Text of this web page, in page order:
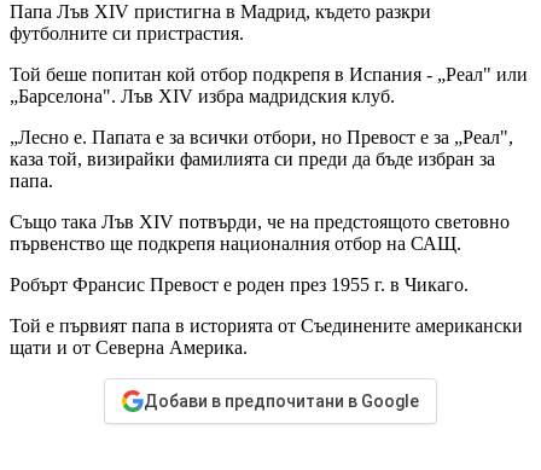
Папа Лъв XIV пристигна в Мадрид, където разкри
футболните си пристрастия.
Той беше попитан кой отбор подкрепя в Испания - „Реал" или
„Барселона". Лъв XIV избра мадридския клуб.
„Лесно е. Папата е за всички отбори, но Превост е за „Реал",
каза той, визирайки фамилията си преди да бъде избран за
папа.
Също така Лъв XIV потвърди, че на предстоящото световно
първенство ще подкрепя националния отбор на САЩ.
Робърт Франсис Превост е роден през 1955 г. в Чикаго.
Той е първият папа в историята от Съединените американски
щати и от Северна Америка.
Добави в предпочитани в Google